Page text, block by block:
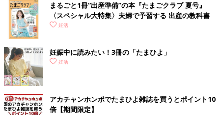
まるごと1冊“出産準備”の本『たまごクラブ 夏号』
〈スペシャル大特集〉夫婦で予習する 出産の教科書
妊活
妊娠中に読みたい！3冊の「たまひよ」
妊活
アカチャンホンポでたまひよ雑誌を買うとポイント10
倍【期間限定】